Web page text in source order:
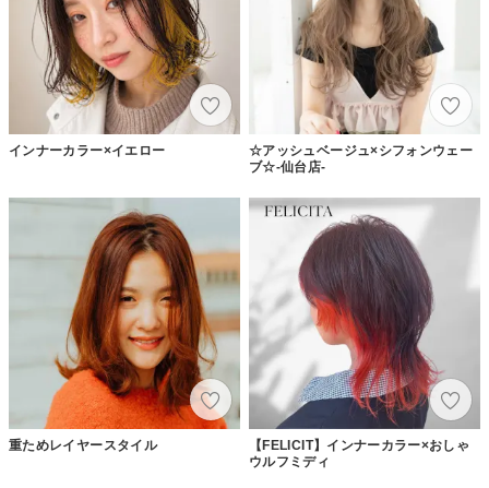
インナーカラー×イエロー
☆アッシュベージュ×シフォンウェー
ブ☆-仙台店-
重ためレイヤースタイル
【FELICIT】インナーカラー×おしゃ
ウルフミディ